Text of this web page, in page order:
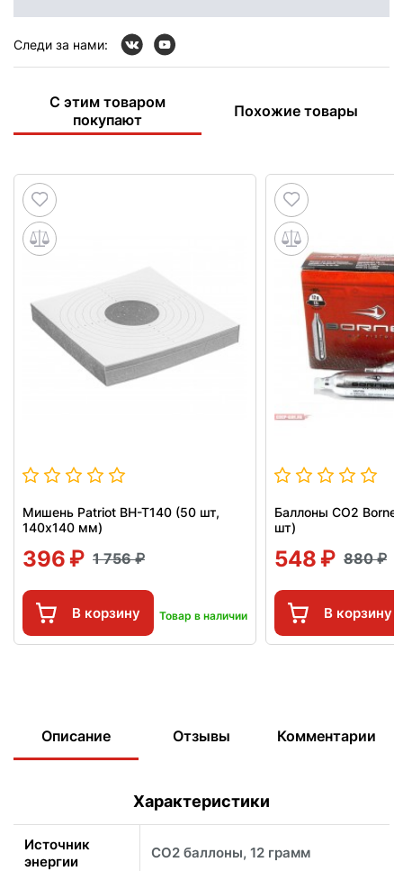
Следи за нами:
С этим товаром
покупают
Похожие товары
Мишень Patriot BH-T140 (50 шт,
140x140 мм)
396 1 756
В корзину Товар в наличии
Баллоны СО2
шт)
548 880
В корзину
Описание Отзывы Комментарии
Характеристики
Источник
энергии
CO2 баллоны, 12 грамм